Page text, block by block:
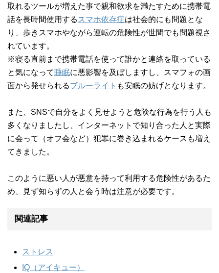
取れるツールが増えた事で親和欲求を満たすために携帯電
話を長時間使用する スマホ依存症は社会的にも問題とな
り、歩きスマホやながら運転の危険性が世間でも問題視さ
れています。
※寝る直前まで携帯電話を使って誰かと連絡を取っている
と気になって 睡眠に悪影響を及ぼしますし、スマフォの画
面から発せられるブルーライト も安眠の妨げとなります。
また、SNSで自分をよく見せようと危険な行為を行う人も
多くなりましたし、インターネットで知り合った人と実際
に会って（オフ会など）犯罪に巻き込まれるケースも増え
てきました。
このように悪い人が悪意を持って利用する危険性があるた
め、見ず知らずの人と会う時は注意が必要です。
関連記事
ストレス
IQ（アイキュー）